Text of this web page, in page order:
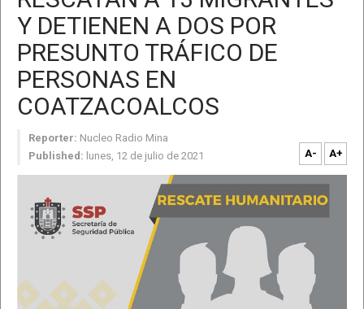
Y DETIENEN A DOS POR
PRESUNTO TRÁFICO DE
PERSONAS EN
COATZACOALCOS
Reporter: Nucleo Radio Mina
Published: lunes, 12 de julio de 2021 A- A+